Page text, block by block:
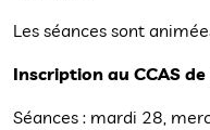
Les séances sont
Inscription au CCAS
Séances : mardi 28,